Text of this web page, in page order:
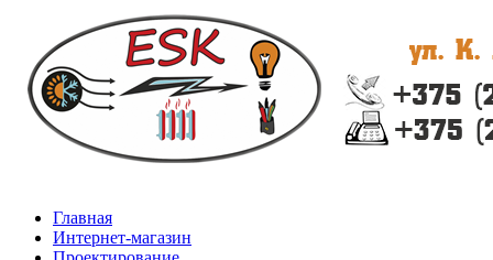
Главная
Интернет-магазин